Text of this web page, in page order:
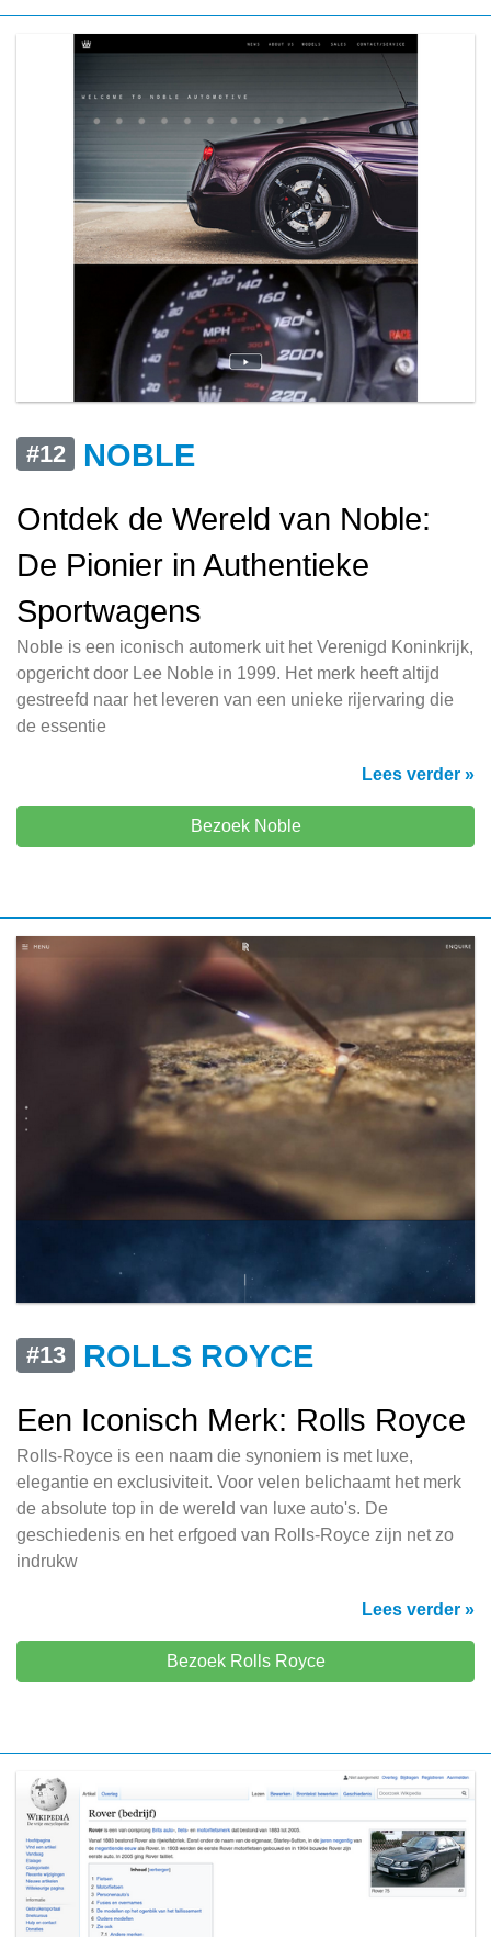
#12
NOBLE
Ontdek de Wereld van Noble:
De Pionier in Authentieke
Sportwagens
Noble is een iconisch automerk uit het Verenigd Koninkrijk,
opgericht door Lee Noble in 1999. Het merk heeft altijd
gestreefd naar het leveren van een unieke rijervaring die
de essentie
Lees verder »
Bezoek Noble
#13
ROLLS ROYCE
Een Iconisch Merk: Rolls Royce
Rolls-Royce is een naam die synoniem is met luxe,
elegantie en exclusiviteit. Voor velen belichaamt het merk
de absolute top in de wereld van luxe auto's. De
geschiedenis en het erfgoed van Rolls-Royce zijn net zo
indrukw
Lees verder »
Bezoek Rolls Royce